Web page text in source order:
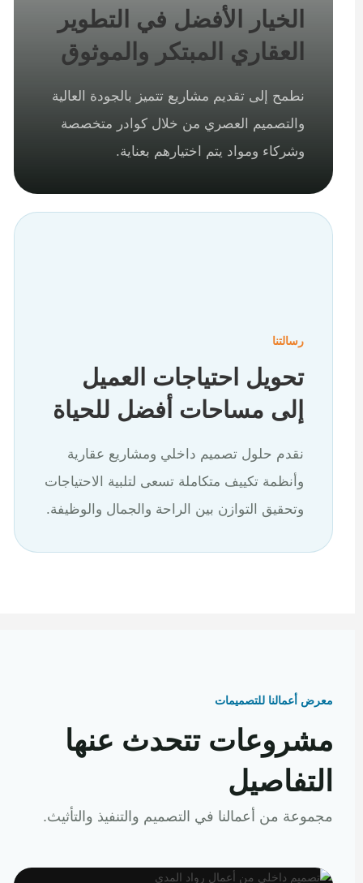
الخيار الأفضل في التطوير
العقاري المبتكر والموثوق
نطمح إلى تقديم مشاريع تتميز بالجودة العالية
والتصميم العصري من خلال كوادر متخصصة
وشركاء ومواد يتم اختيارهم بعناية.
رسالتنا
تحويل احتياجات العميل
إلى مساحات أفضل للحياة
نقدم حلول تصميم داخلي ومشاريع عقارية
وأنظمة تكييف متكاملة تسعى لتلبية الاحتياجات
وتحقيق التوازن بين الراحة والجمال والوظيفة.
معرض أعمالنا للتصميمات
مشروعات تتحدث عنها
التفاصيل
مجموعة من أعمالنا في التصميم والتنفيذ والتأثيث.